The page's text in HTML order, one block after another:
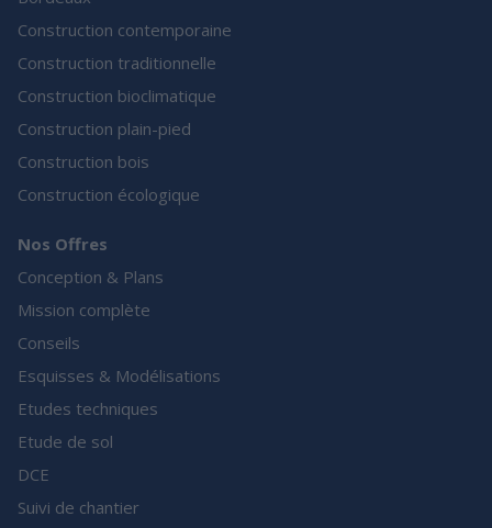
Construction contemporaine
Construction traditionnelle
Construction bioclimatique
Construction plain-pied
Construction bois
Construction écologique
Nos Offres
Conception & Plans
Mission complète
Conseils
Esquisses & Modélisations
Etudes techniques
Etude de sol
DCE
Suivi de chantier